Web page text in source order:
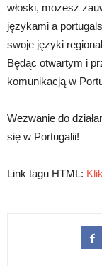
włoski, możesz
językami a
swoje języki
Będąc otwartym i
komunikacją w
Wezwanie do
się w Portugalii!
Link tagu HTML: